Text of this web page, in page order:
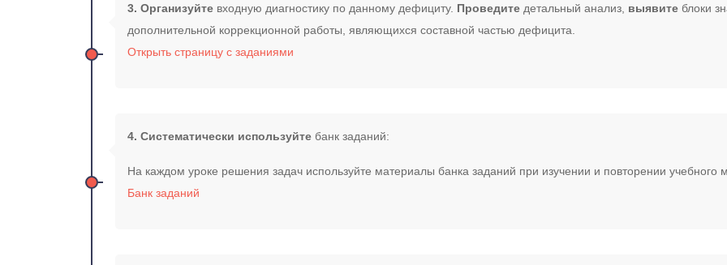
3. Организуйте входную диагностику по данному дефициту. Проведите детальный анализ, выявите блоки
дополнительной коррекционной работы, являющихся составной частью дефицита.
Открыть страницу с заданиями
4. Систематически используйте банк заданий:
На каждом уроке решения задач используйте материалы банка заданий при изучении и повторении учебного
Банк заданий